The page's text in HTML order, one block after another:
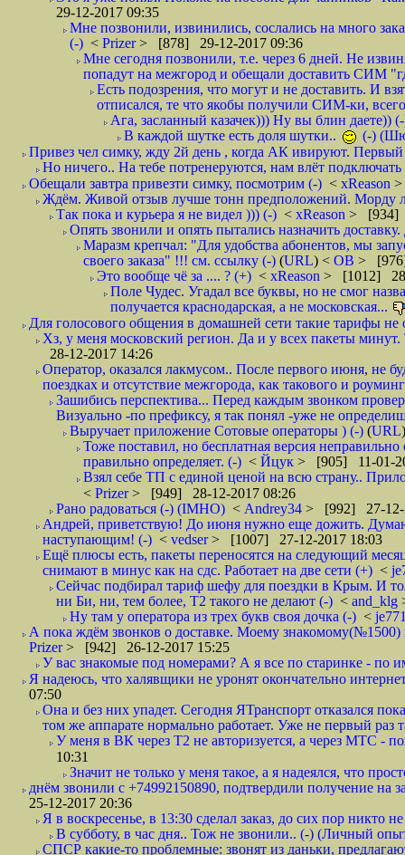
29-12-2017 09:35
Мне позвонили, извинились, сослались на много
(-) < Prizer> [878] 29-12-2017 09:36
Мне сегодня позвонили, т.е. через 6 дней. Не
попадут на межгород и обещали доставить СИМ
Есть подозрения, что могут и не доставить. И
отписался, те что якобы получили СИМ-ки,
Ага, засланный казачек))) Ну вы блин даете))
В каждой шутке есть доля шутки..
(-)
Привез чел симку, жду 2й день , когда АК ивируют. Первый
Но ничего.. На тебе потренеруются, нам влёт подключать
Обещали завтра привезти симку, посмотрим (-) < xReason
Ждём. Живой отзыв лучше тонн предположений. Морду
Так пока и курьера я не видел ))) (-) < xReason > [934]
Опять звонили и опять пытались назначить
Маразм крепчал: "Для удобства абонентов, мы
своего заказа" !!! см. ссылку (-) (URL) < ОВ >
Это вообще чё за .... ? (+) < xReason > [1012]
Поле Чудес. Угадал все буквы, но не смог
получается краснодарская, а не московская...
Для голосового общения в домашней сети такие тарифы не
Хз, у меня московский регион. Да и у всех пакеты
28-12-2017 14:26
Оператор, оказался лакмусом.. После первого июня, не
поездках и отсутствие межгорода, как такового и
Зашибись перспектива... Перед каждым звонком
Визуально -по префиксу, я так понял -уже не
Выручает приложение Сотовые операторы ) (-) (URL
Тоже поставил, но бесплатная версия
правильно определяет. (-) < Йцук > [905] 11-01-
Взял себе ТП с единой ценой на всю страну..
< Prizer> [949] 28-12-2017 08:26
Рано радоваться (-) (IMHO) < Andrey34 > [992] 27-12-
Андрей, приветствую! До июня нужно еще дожить.
наступающим! (-) < vedser> [1007] 27-12-2017 18:03
Ещё плюсы есть, пакеты переносятся на следующий
снимают в минус как на сдс. Работает на две сети (+) <
Сейчас подбирал тариф шефу для поездки в Крым. И
ни Би, ни, тем более, Т2 такого не делают (-) < and_klg
Ну там у оператора из трех букв своя дочка (-) <
А пока ждём звонков о доставке. Моему знакомому(№1500)
Prizer> [942] 26-12-2017 15:25
У вас знакомые под номерами? А я все по старинке - по
Я надеюсь, что халявщики не уронят окончательно
07:50
Она и без них упадет. Сегодня ЯТранспорт отказался
том же аппарате нормально работает. Уже не первый раз
У меня в ВК через Т2 не авторизуется, а через МТС -
10:31
Значит не только у меня такое, а я надеялся, что
днём звонили с +74992150890, подтвердили получение на
25-12-2017 20:36
Я в воскресенье, в 13:30 сделал заказ, до сих пор никто
В субботу, в час дня.. Тож не звонили.. (-) (Личный
СПСР какие-то проблемные: звонят из даньки,